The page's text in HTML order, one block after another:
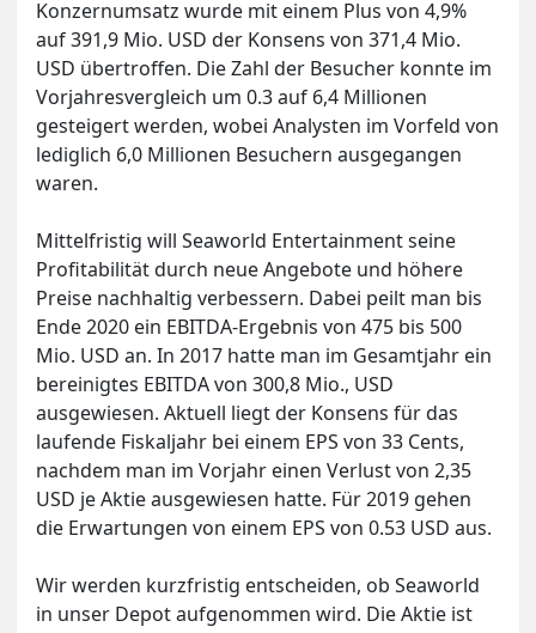
Konzernumsatz wurde mit einem Plus von 4,9%
auf 391,9 Mio. USD der Konsens von 371,4 Mio.
USD übertroffen. Die Zahl der Besucher konnte im
Vorjahresvergleich um 0.3 auf 6,4 Millionen
gesteigert werden, wobei Analysten im Vorfeld von
lediglich 6,0 Millionen Besuchern ausgegangen
waren.
Mittelfristig will Seaworld Entertainment seine
Profitabilität durch neue Angebote und höhere
Preise nachhaltig verbessern. Dabei peilt man bis
Ende 2020 ein EBITDA-Ergebnis von 475 bis 500
Mio. USD an. In 2017 hatte man im Gesamtjahr ein
bereinigtes EBITDA von 300,8 Mio., USD
ausgewiesen. Aktuell liegt der Konsens für das
laufende Fiskaljahr bei einem EPS von 33 Cents,
nachdem man im Vorjahr einen Verlust von 2,35
USD je Aktie ausgewiesen hatte. Für 2019 gehen
die Erwartungen von einem EPS von 0.53 USD aus.
Wir werden kurzfristig entscheiden, ob Seaworld
in unser Depot aufgenommen wird. Die Aktie ist